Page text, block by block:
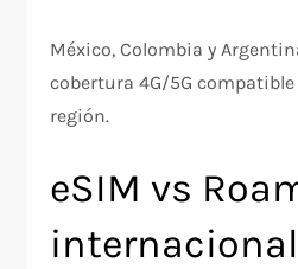
México, Colombia y
cobertura 4G/5G compatible
región.​
eSIM vs